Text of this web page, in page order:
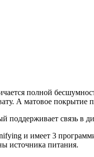
полной
А матовое покрытие
поддерживает связь в
и имеет 3
источника питания.